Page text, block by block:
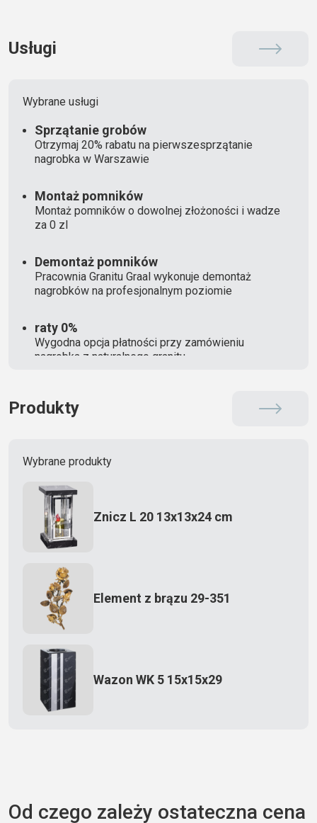
Usługi
Wybrane usługi
Sprzątanie grobów
Otrzymaj 20% rabatu na pierwszesprzątanie
nagrobka w Warszawie
Montaż pomników
Montaż pomników o dowolnej złożoności i wadze
za 0 zl
Demontaż pomników
Pracownia Granitu Graal wykonuje demontaż
nagrobków na profesjonalnym poziomie
raty 0%
Wygodna opcja płatności przy zamówieniu
nagrobka z naturalnego granitu
Produkty
Wybrane produkty
Znicz L 20 13x13x24 cm
Element z brązu 29-351
Wazon WK 5 15x15x29
Od czego zależy ostateczna cena